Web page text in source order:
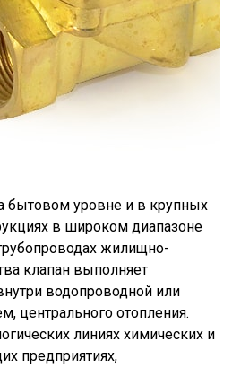
бытовом уровне и в крупных
в широком диапазоне
жилищно-
клапан выполняет
водопроводной или
центрального отопления.
линиях химических и
предприятиях,